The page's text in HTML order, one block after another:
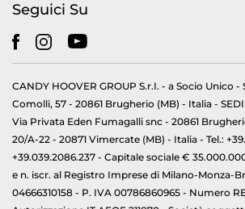
Seguici Su
CANDY HOOVER GROUP S.r.I. - a Socio Unico -
Comolli, 57 - 20861 Brugherio (MB) - Italia -
Via Privata Eden Fumagalli snc - 20861
20/A-22 - 20871 Vimercate (MB) - Italia - Tel.:
+39.039.2086.237 - Capitale sociale €
e n. iscr. al Registro Imprese di Milano-Monza-
04666310158 - P. IVA 00786860965 - Numero